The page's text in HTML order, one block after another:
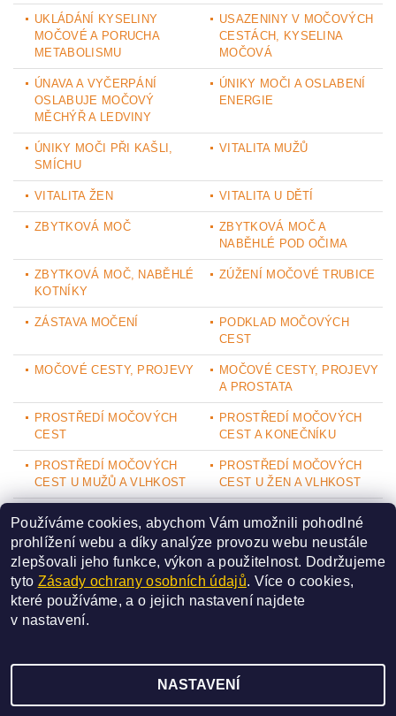
UKLÁDÁNÍ KYSELINY
MOČOVÉ A PORUCHA
METABOLISMU
USAZENINY V MOČOVÝCH
CESTÁCH, KYSELINA
MOČOVÁ
ÚNAVA A VYČERPÁNÍ
OSLABUJE MOČOVÝ
MĚCHÝŘ A LEDVINY
ÚNIKY MOČI A OSLABENÍ
ENERGIE
ÚNIKY MOČI PŘI KAŠLI,
SMÍCHU
VITALITA MUŽŮ
VITALITA ŽEN VITALITA U DĚTÍ
ZBYTKOVÁ MOČ
ZBYTKOVÁ MOČ A
NABĚHLÉ POD OČIMA
ZBYTKOVÁ MOČ, NABĚHLÉ
KOTNÍKY
ZÚŽENÍ MOČOVÉ TRUBICE
ZÁSTAVA MOČENÍ
PODKLAD MOČOVÝCH
CEST
MOČOVÉ CESTY, PROJEVY
MOČOVÉ CESTY, PROJEVY
A PROSTATA
PROSTŘEDÍ MOČOVÝCH
CEST
PROSTŘEDÍ MOČOVÝCH
CEST A KONEČNÍKU
PROSTŘEDÍ MOČOVÝCH
CEST U MUŽŮ A VLHKOST
PROSTŘEDÍ MOČOVÝCH
CEST U ŽEN A VLHKOST
PROSTŘEDÍ MOČOVÝCH
CEST U ŽEN A VYTÉKÁNÍ
PROSTŘEDÍ, POSÍLENÍ
MOČOVÝCH A INTIMNÍCH
CEST
PROSTŘEDÍ, PROČIŠTĚNÍ
MOČOVÝCH A INTIMNÍCH
CEST
2026 ©SAN BAO, všechna práva vyhrazena
Používáme cookies, abychom Vám umožnili pohodlné
prohlížení webu a díky analýze provozu webu neustále
zlepšovali jeho funkce, výkon a použitelnost. Dodržujeme
tyto Zásady ochrany osobních údajů. Více o cookies,
které používáme, a o jejich nastavení najdete
v nastavení.
NASTAVENÍ